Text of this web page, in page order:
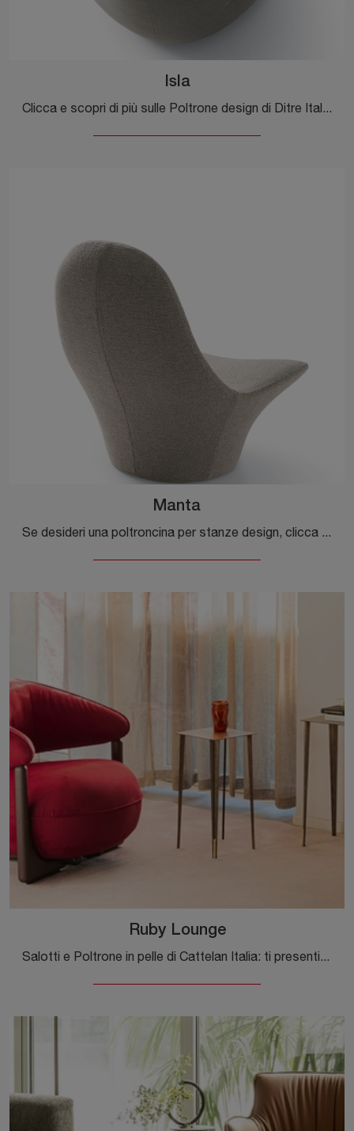
Isla
Clicca e scopri di più sulle Poltrone design di Ditre Italia! Molteplici modelli in tessuto, come Isla, ti aspettano.
Manta
Se desideri una poltroncina per stanze design, clicca e leggi di più sul modello Manta in tessuto della firma Ditre Italia.
Ruby Lounge
Salotti e Poltrone in pelle di Cattelan Italia: ti presentiamo il modello Ruby Lounge in pelle per arricchire i tuoi spazi.